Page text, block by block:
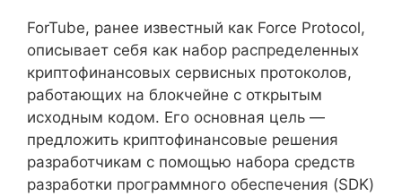
ForTube, ранее известный как Force Protocol,
описывает себя как набор распределенных
криптофинансовых сервисных протоколов,
работающих на блокчейне с открытым
исходным кодом. Его основная цель —
предложить криптофинансовые решения
разработчикам с помощью набора средств
разработки программного обеспечения (SDK)